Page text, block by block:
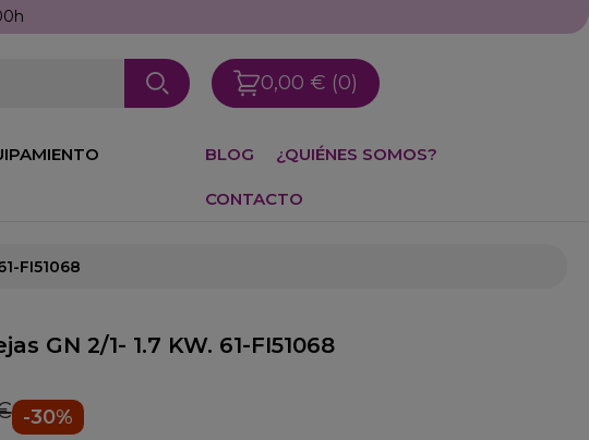
0,00 € (0)
BLOG ¿QUIÉNES SOMOS?
CONTACTO
FI51068
GN 2/1- 1.7 KW. 61-FI51068
-30%